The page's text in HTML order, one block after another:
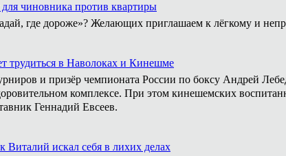
чиновника против квартиры
где дороже»? Желающих приглашаем к лёгкому и
трудиться в Наволоках и Кинешме
и призёр чемпионата России по боксу Андрей
комплексе. При этом кинешемских
Геннадий Евсеев.
Виталий искал себя в лихих делах